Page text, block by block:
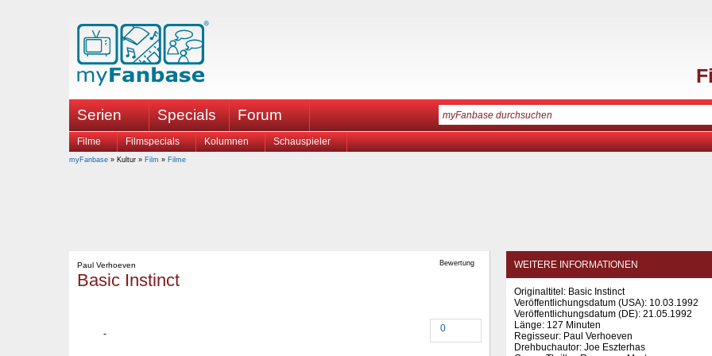
Serien Specials Forum
Filme Filmspecials Kolumnen Schauspieler
myFanbase » Kultur » Film » Filme
Bewertung
Paul Verhoeven
Basic Instinct
0
WEITERE INFORMATIONEN
Originaltitel: Basic Instinct
Veröffentlichungsdatum (USA): 10.03.1992
Veröffentlichungsdatum (DE): 21.05.1992
Länge: 127 Minuten
Regisseur: Paul Verhoeven
Drehbuchautor: Joe Eszterhas